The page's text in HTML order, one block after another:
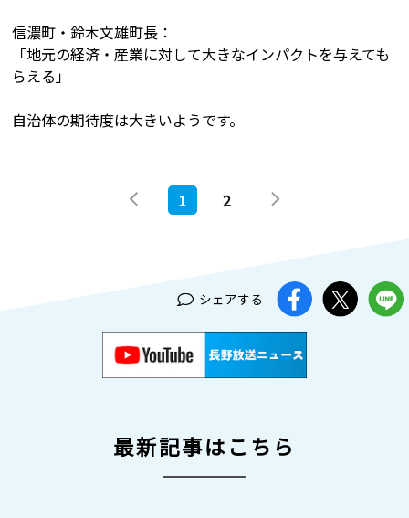
信濃町・鈴木文雄町長：
「地元の経済・産業に対して大きなインパクトを与えても
らえる」
自治体の期待度は大きいようです。
1 2
シェアする
最新記事はこちら